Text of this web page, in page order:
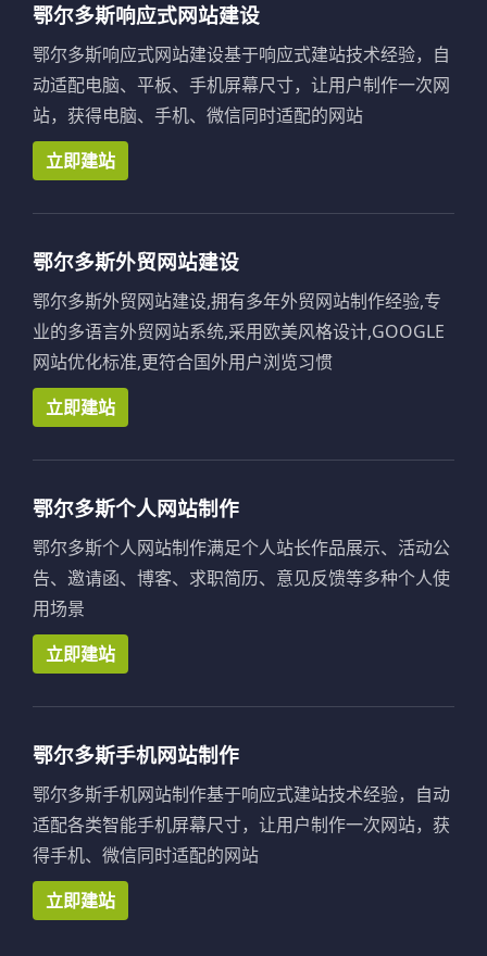
鄂尔多斯响应式网站建设
鄂尔多斯响应式网站建设基于响应式建站技术经验，自
动适配电脑、平板、手机屏幕尺寸，让用户制作一次网
站，获得电脑、手机、微信同时适配的网站
立即建站
鄂尔多斯外贸网站建设
鄂尔多斯外贸网站建设,拥有多年外贸网站制作经验,专
业的多语言外贸网站系统,采用欧美风格设计,GOOGLE
网站优化标准,更符合国外用户浏览习惯
立即建站
鄂尔多斯个人网站制作
鄂尔多斯个人网站制作满足个人站长作品展示、活动公
告、邀请函、博客、求职简历、意见反馈等多种个人使
用场景
立即建站
鄂尔多斯手机网站制作
鄂尔多斯手机网站制作基于响应式建站技术经验，自动
适配各类智能手机屏幕尺寸，让用户制作一次网站，获
得手机、微信同时适配的网站
立即建站